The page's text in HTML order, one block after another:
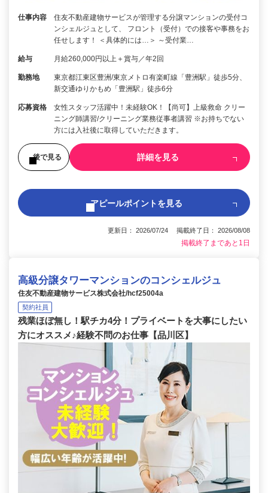
仕事内容
住友不動産建物サービスが管理する分譲マンションの受付コ
ンシェルジュとして、 フロント（受付）での接客や事務をお
任せします！ ＜具体的には…＞ ～受付業…
給与 月給260,000円以上＋賞与／年2回
勤務地
東京都江東区豊洲/東京メトロ有楽町線「豊洲駅」徒歩5分、
新交通ゆりかもめ「豊洲駅」徒歩6分
応募資格
女性スタッフ活躍中！未経験OK！【尚可】上級救命 クリー
ニング師講習/クリーニング業務従事者講習 ※お持ちでない
方には入社後に取得していただきます。
後で見る 詳細を見る
アピールポイントを見る
更新日： 2026/07/24 掲載終了日： 2026/08/08
掲載終了まであと1日
高級分譲タワーマンションのコンシェルジュ
住友不動産建物サービス株式会社/hcf25004a
契約社員
残業ほぼ無し！駅チカ4分！プライベートを大事にしたい
方にオススメ♪経験不問のお仕事【品川区】